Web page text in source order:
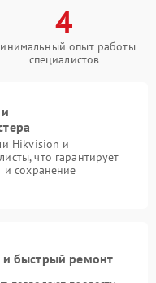
4
опыт работы
специалистов
Hikvision и
что гарантирует
и сохранение
и быстрый ремонт